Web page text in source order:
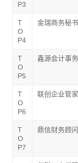
P3
T
O
P4
金瑞商务秘书
T
O
P5
鑫源会计事务
T
O
P6
联创企业管家
T
O
P7
鼎信财务顾问